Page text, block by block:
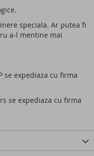
speciala. Ar putea fi
a-l mentine mai
se expediaza cu firma
se expediaza cu firma